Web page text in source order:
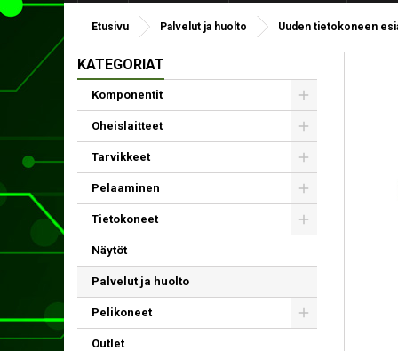
Etusivu Palvelut ja huolto Uuden tietokoneen
KATEGORIAT
Komponentit
Oheislaitteet
Tarvikkeet
Pelaaminen
Tietokoneet
Näytöt
Palvelut ja huolto
Pelikoneet
Outlet